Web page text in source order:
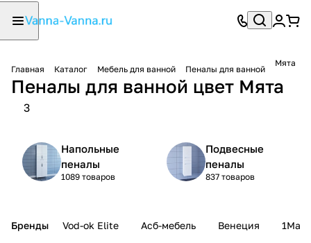
Главная Каталог Мебель для ванной Пеналы для ванной
Мята
Пеналы для ванной цвет Мята
3
Напольные
пеналы
1089 товаров
Подвесные
пеналы
837 товаров
Бренды Vod-ok Elite Асб-мебель Венеция